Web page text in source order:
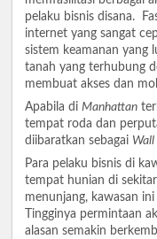
pelaku bisnis disana.
internet yang sangat
sistem keamanan yang
tanah yang terhubung
membuat akses dan
Apabila di Manhattan
tempat roda dan
diibaratkan sebagai
Para pelaku bisnis di
tempat hunian di
menunjang, kawasan
Tingginya permintaan
alasan semakin